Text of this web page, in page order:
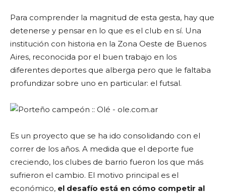
Para comprender la magnitud de esta gesta, hay que
detenerse y pensar en lo que es el club en sí. Una
institución con historia en la Zona Oeste de Buenos
Aires, reconocida por el buen trabajo en los
diferentes deportes que alberga pero que le faltaba
profundizar sobre uno en particular: el futsal.
Es un proyecto que se ha ido consolidando con el
correr de los años. A medida que el deporte fue
creciendo, los clubes de barrio fueron los que más
sufrieron el cambio. El motivo principal es el
económico, el desafío está en cómo competir al